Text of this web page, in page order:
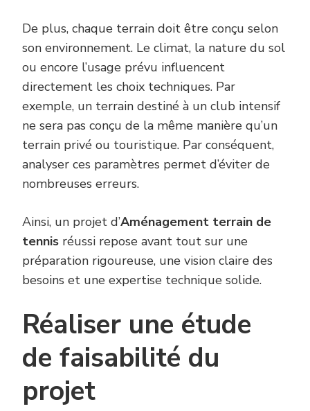
De plus, chaque terrain doit être conçu selon
son environnement. Le climat, la nature du sol
ou encore l’usage prévu influencent
directement les choix techniques. Par
exemple, un terrain destiné à un club intensif
ne sera pas conçu de la même manière qu’un
terrain privé ou touristique. Par conséquent,
analyser ces paramètres permet d’éviter de
nombreuses erreurs.
Ainsi, un projet d’Aménagement terrain de
tennis réussi repose avant tout sur une
préparation rigoureuse, une vision claire des
besoins et une expertise technique solide.
Réaliser une étude
de faisabilité du
projet